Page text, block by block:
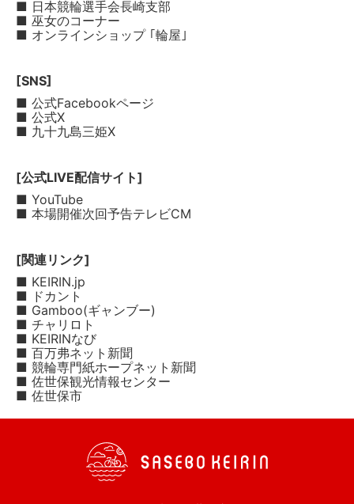
■ 日本競輪選手会長崎支部
■ 巫女のコーナー
■ オンラインショップ ｢輪屋｣
[SNS]
■ 公式Facebookページ
■ 公式X
■ 九十九島三姫X
[公式LIVE配信サイト]
■ YouTube
■ 本場開催次回予告テレビCM
[関連リンク]
■ KEIRIN.jp
■ ドカント
■ Gamboo(ギャンブー)
■ チャリロト
■ KEIRINなび
■ 百万弗ネット新聞
■ 競輪専門紙ホープネット新聞
■ 佐世保観光情報センター
■ 佐世保市